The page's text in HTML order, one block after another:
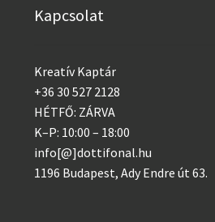
Kapcsolat
Kreatív Kaptár
+36 30 527 2128
HÉTFŐ: ZÁRVA
K–P: 10:00 – 18:00
info[@]dottifonal.hu
1196 Budapest, Ady Endre út 63.